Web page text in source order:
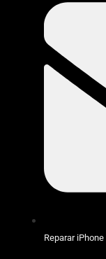
Reparar iPhone